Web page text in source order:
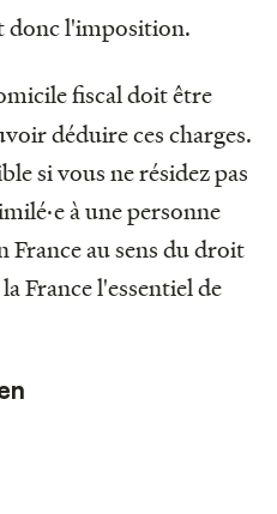
donc l'imposition.
fiscal doit être
déduire ces charges.
si vous ne résidez pas
à une personne
France au sens du droit
France l'essentiel de